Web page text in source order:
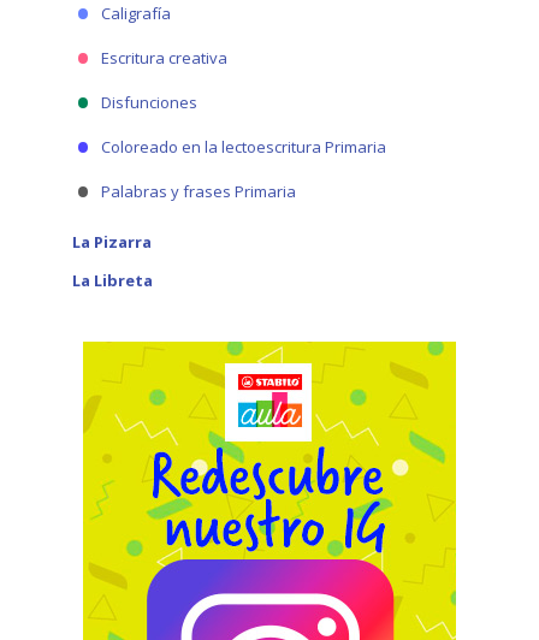
Caligrafía
Escritura creativa
Disfunciones
Coloreado en la lectoescritura Primaria
Palabras y frases Primaria
La Pizarra
La Libreta